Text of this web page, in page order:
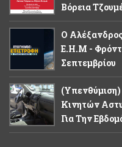
Βόρεια
Ο
Ε.Η.Μ -
Σεπτεμβρίου
Κινητών
Για Την